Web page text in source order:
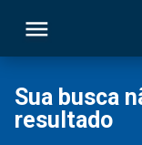
Sua busca
resultado